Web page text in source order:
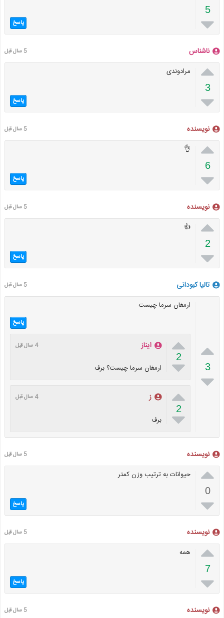
5
 پاسخ
ناشناس 5 سال قبل

3

مرادوندی
پاسخ
نویسنده 5 سال قبل

6

👌
پاسخ
نویسنده 5 سال قبل

2

👍
پاسخ
تالیا کبودانی 5 سال قبل

3

ارمغان سرما چیست
پاسخ

2

ایناز 4 سال قبل
ارمغان سرما چیست؟ برف

2

ز 4 سال قبل
برف
نویسنده 5 سال قبل

0

حیوانات به ترتیب وزن کمتر
پاسخ
نویسنده 5 سال قبل

7

همه
پاسخ
نویسنده 5 سال قبل